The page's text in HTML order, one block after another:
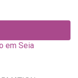
em Seia